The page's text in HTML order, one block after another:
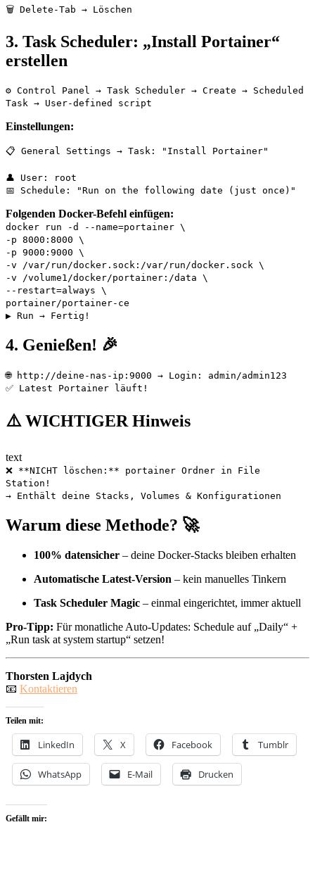
🗑️ Delete-Tab → Löschen
3. Task Scheduler: „Install Portainer“
erstellen
⚙️ Control Panel → Task Scheduler → Create → Scheduled
Task → User-defined script
Einstellungen:
📋 General Settings → Task: "Install Portainer"
👤 User: root
📅 Schedule: "Run on the following date (just once)"
Folgenden Docker-Befehl einfügen:
docker run -d --name=portainer \
-p 8000 :8000 \
-p 9000 :9000 \
-v /var/run/docker.sock:/var/run/docker.sock \
-v /volume1/docker/portainer:/data \
--restart=always \
portainer/portainer-ce
▶️ Run → Fertig!
4. Genießen! 🎉
🌐 http://deine-nas-ip:9000 → Login: admin/admin123
✅ Latest Portainer läuft!
⚠️ WICHTIGER Hinweis
text
❌ **NICHT löschen:** portainer Ordner in File
Station!
→ Enthält deine Stacks, Volumes & Konfigurationen
Warum diese Methode? 🚀
100% datensicher – deine Docker-Stacks bleiben erhalten
Automatische Latest-Version – kein manuelles Tinkern
Task Scheduler Magic – einmal eingerichtet, immer aktuell
Pro-Tipp: Für monatliche Auto-Updates: Schedule auf „Daily“ +
„Run task at system startup“ setzen!
Thorsten Lajdych
📧 Kontaktieren
Teilen mit:
LinkedIn X Facebook Tumblr
WhatsApp E-Mail Drucken
Gefällt mir: